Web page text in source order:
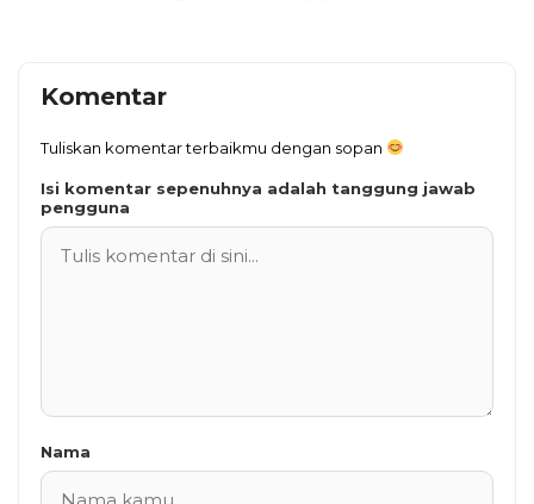
Komentar
Tuliskan komentar terbaikmu dengan sopan
Isi komentar sepenuhnya adalah tanggung jawab
pengguna
Nama